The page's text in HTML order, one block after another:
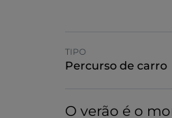
TIPO
Percurso de carro
O verão é o